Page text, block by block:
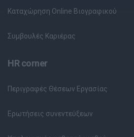
Καταχώρηση Online Βιογραφικού
Συμβουλές Καριέρας
HR corner
Περιγραφές Θέσεων Εργασίας
Ερωτήσεις συνεντεύξεων